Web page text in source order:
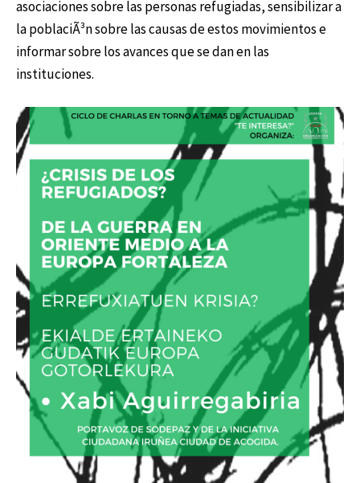
asociaciones sobre las personas refugiadas, sensibilizar a
la poblaciÃ³n sobre las causas de estos movimientos e
informar sobre los avances que se dan en las
instituciones.